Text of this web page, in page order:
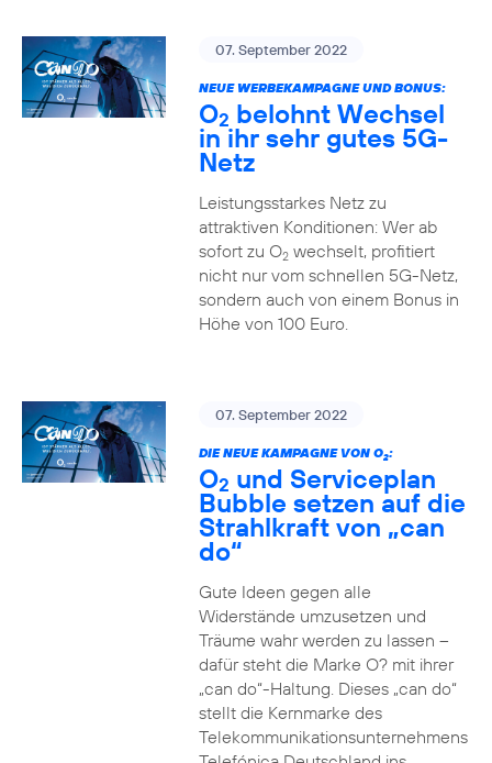
07. September 2022
NEUE WERBEKAMPAGNE UND BONUS:
O2 belohnt Wechsel
in ihr sehr gutes 5G-
Netz
Leistungsstarkes Netz zu
attraktiven Konditionen: Wer ab
sofort zu O2wechselt, profitiert
nicht nur vom schnellen 5G-Netz,
sondern auch von einem Bonus in
Höhe von 100 Euro.
07. September 2022
DIE NEUE KAMPAGNE VON O2:
O2 und Serviceplan
Bubble setzen auf die
Strahlkraft von „can
do“
Gute Ideen gegen alle
Widerstände umzusetzen und
Träume wahr werden zu lassen –
dafür steht die Marke O? mit ihrer
„can do“-Haltung. Dieses „can do“
stellt die Kernmarke des
Telekommunikationsunternehmens